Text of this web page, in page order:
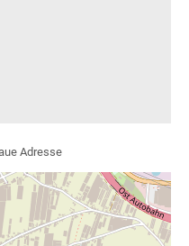
Adresse